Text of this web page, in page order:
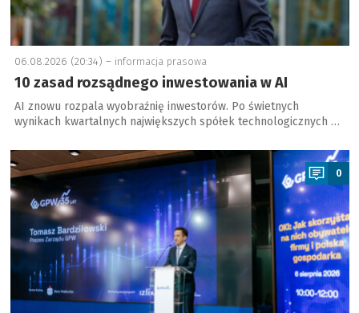
06.08.2026 (20:34) – informacja prasowa
10 zasad rozsądnego inwestowania w AI
AI znowu rozpala wyobraźnię inwestorów. Po świetnych
wynikach kwartalnych największych spółek technologicznych …
a
0